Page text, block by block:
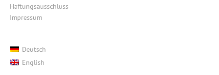
Haftungsausschluss
Impressum
Deutsch
English